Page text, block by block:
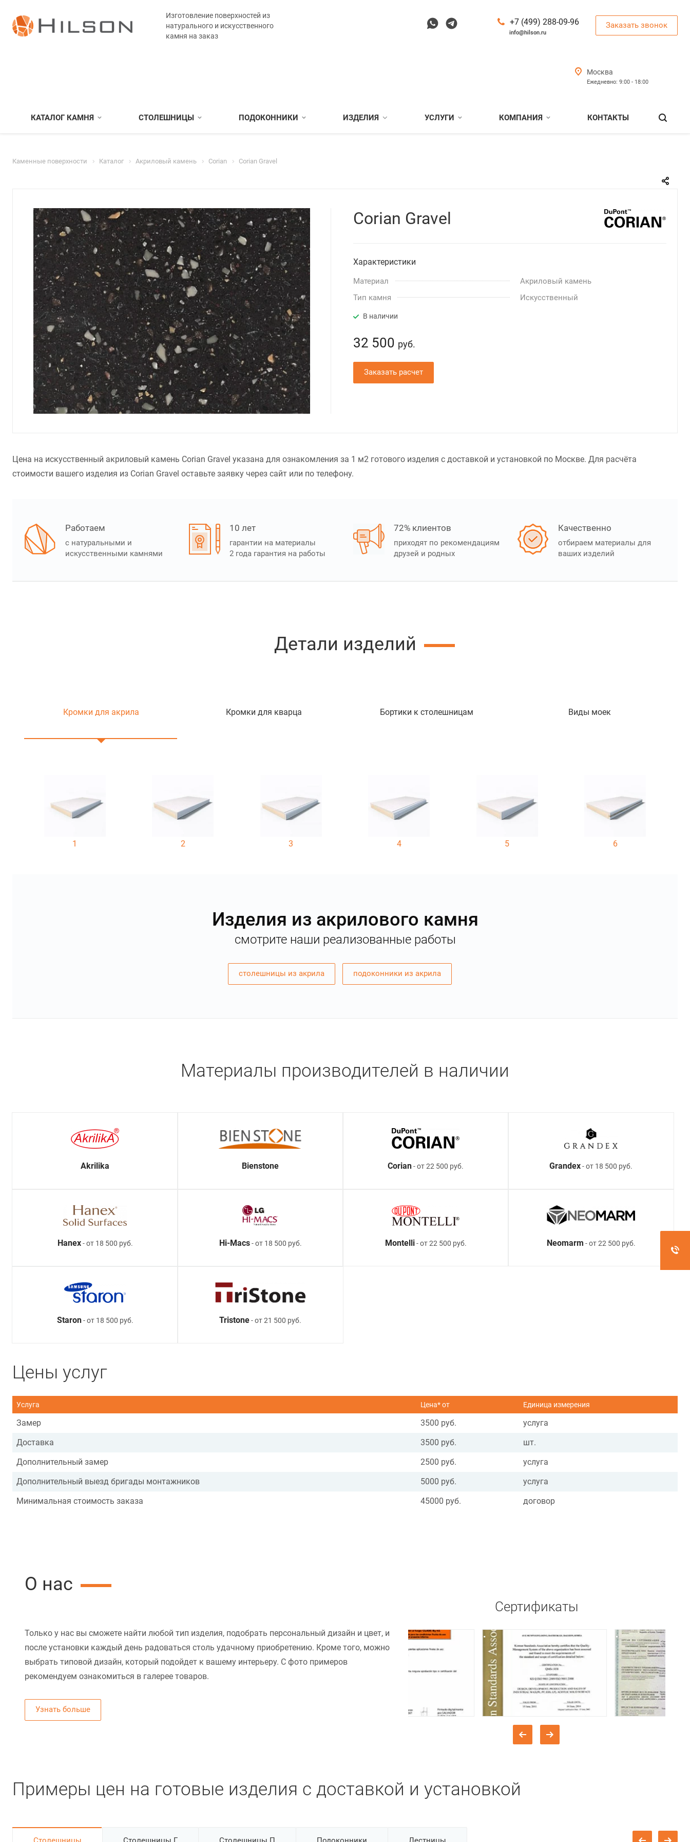
Изготовление поверхностей из
натурального и искусственного
камня на заказ
+7 (499) 288-09-96
info@hilson.ru
Заказать звонок
Москва
Ежедневно: 9:00 - 18:00
КАТАЛОГ КАМНЯ СТОЛЕШНИЦЫ ПОДОКОННИКИ ИЗДЕЛИЯ УСЛУГИ КОМПАНИЯ КОНТАКТЫ
Каменные поверхности Каталог Акриловый камень Corian Corian Gravel
Corian Gravel
Характеристики
Материал
Акриловый камень
Тип камня
Искусственный
В наличии
32 500 руб.
Заказать расчет
Цена на искусственный акриловый камень Corian Gravel указана для ознакомления за 1 м2 готового изделия с доставкой и установкой по Москве. Для расчёта
стоимости вашего изделия из Corian Gravel оставьте заявку через сайт или по телефону.
Работаем
с натуральными и
искусственными камнями
10 лет
гарантии на материалы
2 года гарантия на работы
72% клиентов
приходят по рекомендациям
друзей и родных
Качественно
отбираем материалы для
ваших изделий
Детали изделий
Кромки для акрила Кромки для кварца Бортики к столешницам Виды моек
1 2 3 4 5 6
Изделия из акрилового камня
смотрите наши реализованные работы
столешницы из акрила подоконники из акрила
Материалы производителей в наличии
Akrilika Bienstone Corian- от 22 500 руб. Grandex- от 18 500 руб.
Hanex- от 18 500 руб. Hi-Macs- от 18 500 руб. Montelli- от 22 500 руб. Neomarm - от 22 500 руб.
Staron- от 18 500 руб. Tristone- от 21 500 руб.
Цены услуг
Услуга Цена* от Единица измерения
Замер 3500 руб.
услуга
Доставка
3500 руб.
шт.
Дополнительный замер
2500 руб.
услуга
Дополнительный выезд бригады монтажников
5000 руб.
услуга
Минимальная стоимость заказа
45000 руб. договор
О нас
Только у нас вы сможете найти любой тип изделия, подобрать персональный дизайн и цвет, и
после установки каждый день радоваться столь удачному приобретению. Кроме того, можно
выбрать типовой дизайн, который подойдет к вашему интерьеру. С фото примеров
рекомендуем ознакомиться в галерее товаров.
Узнать больше
Сертификаты
Примеры цен на готовые изделия с доставкой и установкой